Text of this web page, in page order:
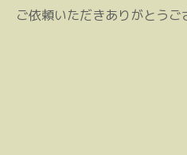
ご依頼いただきありがとうご